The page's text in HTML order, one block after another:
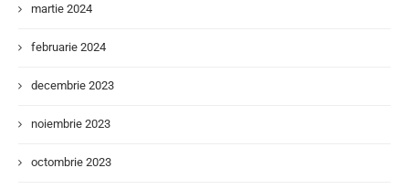
martie 2024
februarie 2024
decembrie 2023
noiembrie 2023
octombrie 2023